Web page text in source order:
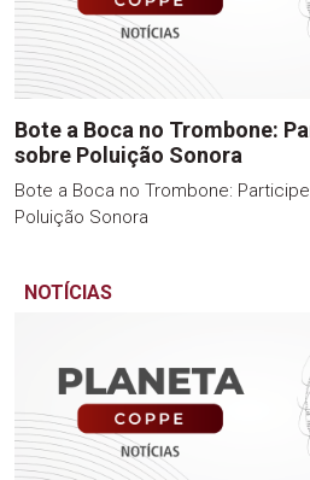
Bote a Boca no Trombone:
sobre Poluição Sonora
Bote a Boca no Trombone:
Poluição Sonora
NOTÍCIAS